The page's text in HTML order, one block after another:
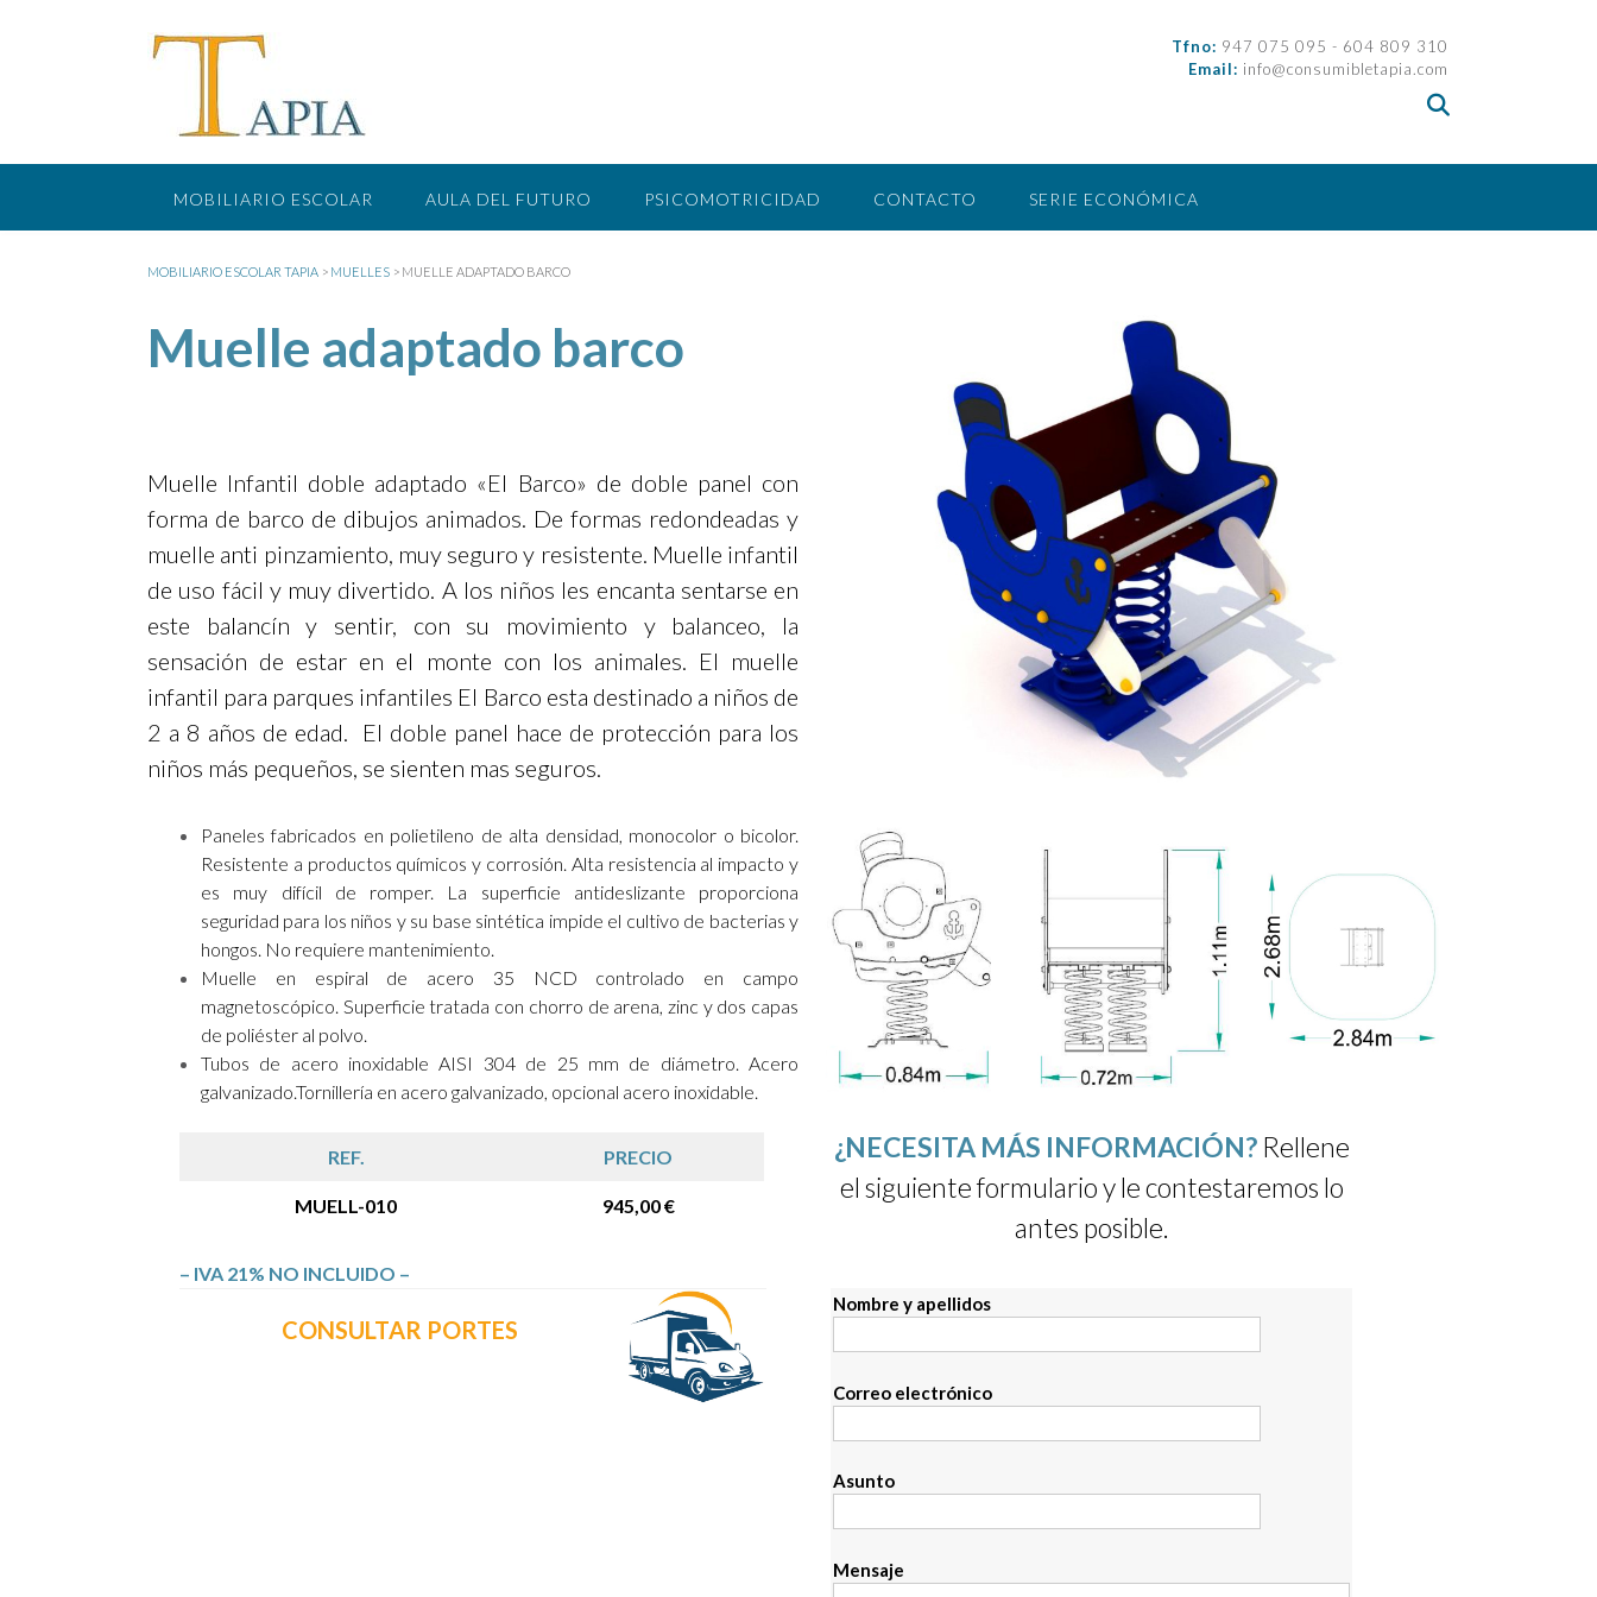
Tfno: 947 075 095 - 604 809 310
Email: info@consumibletapia.com
MOBILIARIO ESCOLAR AULA DEL FUTURO PSICOMOTRICIDAD CONTACTO SERIE ECONÓMICA
MOBILIARIO ESCOLAR TAPIA > MUELLES > MUELLE ADAPTADO BARCO
Muelle adaptado barco
Muelle Infantil doble adaptado «El Barco» de doble panel con
forma de barco de dibujos animados. De formas redondeadas y
muelle anti pinzamiento, muy seguro y resistente. Muelle infantil
de uso fácil y muy divertido. A los niños les encanta sentarse en
este balancín y sentir, con su movimiento y balanceo, la
sensación de estar en el monte con los animales. El muelle
infantil para parques infantiles El Barco esta destinado a niños de
2 a 8 años de edad. El doble panel hace de protección para los
niños más pequeños, se sienten mas seguros.
Paneles fabricados en polietileno de alta densidad, monocolor o bicolor.
Resistente a productos químicos y corrosión. Alta resistencia al impacto y
es muy difícil de romper. La superficie antideslizante proporciona
seguridad para los niños y su base sintética impide el cultivo de bacterias y
hongos. No requiere mantenimiento.
Muelle en espiral de acero 35 NCD controlado en campo
magnetoscópico. Superficie tratada con chorro de arena, zinc y dos capas
de poliéster al polvo.
Tubos de acero inoxidable AISI 304 de 25 mm de diámetro.
Acero
galvanizado.Tornillería en acero galvanizado, opcional acero inoxidable.
REF. PRECIO
MUELL-010 945,00 €
– IVA 21% NO INCLUIDO –
CONSULTAR PORTES
¿NECESITA MÁS INFORMACIÓN? Rellene
el siguiente formulario y le contestaremos lo
antes posible.
Nombre y apellidos
Correo electrónico
Asunto
Mensaje